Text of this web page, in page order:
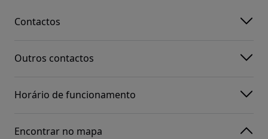
Contactos
Outros contactos
Horário de funcionamento
Encontrar no mapa